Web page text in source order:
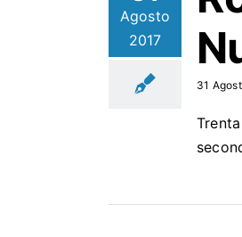
Agosto
2017
31